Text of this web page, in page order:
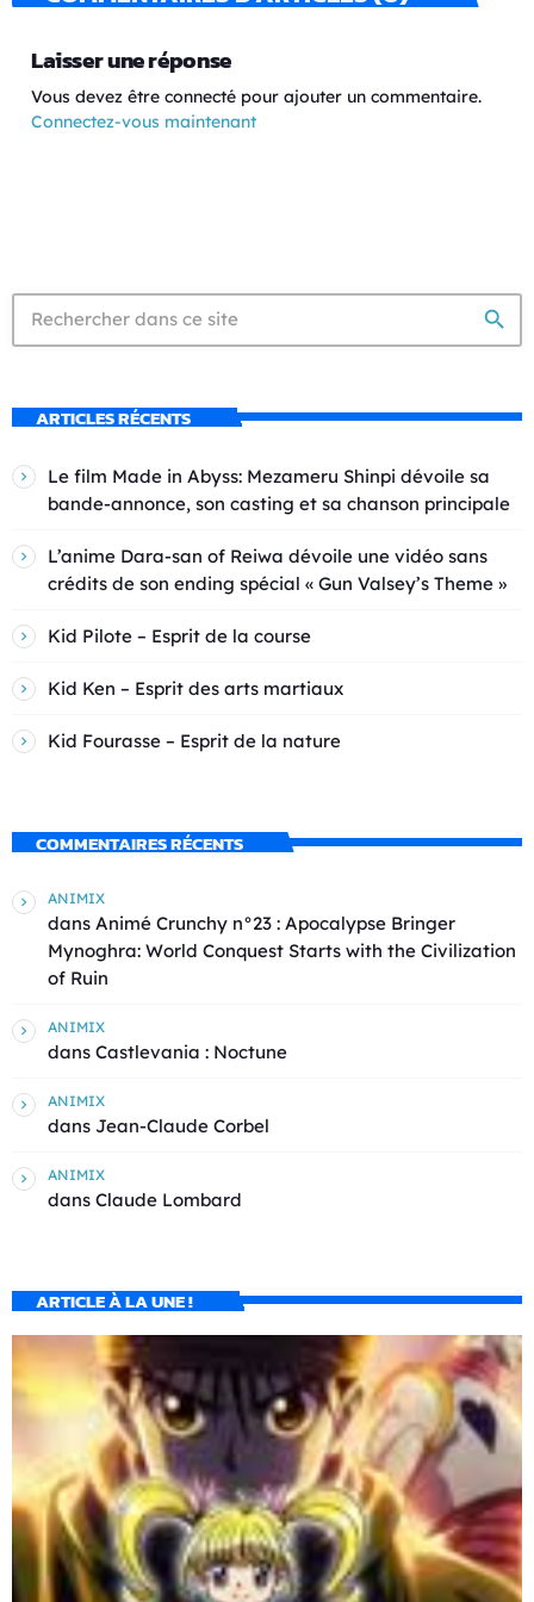
Laisser une réponse
Vous devez être connecté pour ajouter un commentaire.
Connectez-vous maintenant
search
ARTICLES RÉCENTS
Le film Made in Abyss: Mezameru Shinpi dévoile sa
bande-annonce, son casting et sa chanson principale
L’anime Dara-san of Reiwa dévoile une vidéo sans
crédits de son ending spécial « Gun Valsey’s Theme »
Kid Pilote – Esprit de la course
Kid Ken – Esprit des arts martiaux
Kid Fourasse – Esprit de la nature
COMMENTAIRES RÉCENTS
ANIMIX
dans Animé Crunchy n°23 : Apocalypse Bringer
Mynoghra: World Conquest Starts with the Civilization
of Ruin
ANIMIX
dans Castlevania : Noctune
ANIMIX
dans Jean-Claude Corbel
ANIMIX
dans Claude Lombard
ARTICLE À LA UNE !